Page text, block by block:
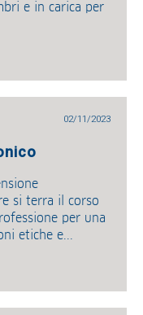
e in carica per
02/11/2023
si terra il corso
per una
etiche e...